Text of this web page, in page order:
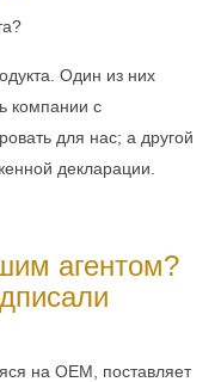
Один из них
компании с
для нас; а другой
декларации.
агентом?
на OEM, поставляет